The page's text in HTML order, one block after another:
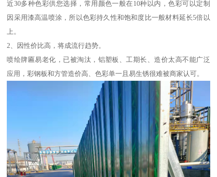
近30多种色彩供您选择，常用颜色一般在10种以内，色彩可以定制
因采用漆高温喷涂，所以色彩持久性和饱和度比一般材料延长5倍以
上。
2、因性价比高，将成流行趋势。
喷绘牌匾易老化，已被淘汰，铝塑板、工期长、造价太高不能广泛
应用，彩钢板和方管造价高、色彩单一且易生锈很难被商家认可。